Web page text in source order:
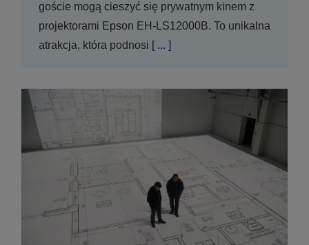
goście mogą cieszyć się prywatnym kinem z
projektorami Epson EH-LS12000B. To unikalna
atrakcja, która podnosi [ ... ]